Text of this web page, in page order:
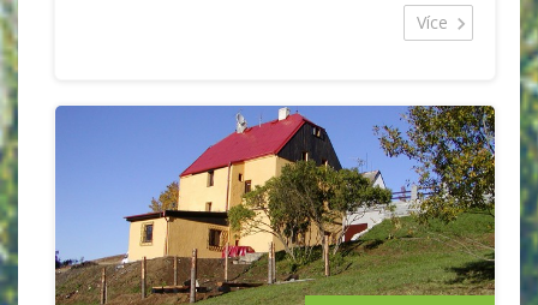
pokojích. Celková kapacita penzionu je 15 pokojů pro
45 osob. V příjemném prostředí si zde můžete
pokojích. Součástí pokojů je vlastní sociální zařízení a
televizor. V objektu se nachází restaurace s vinárnou.
Parkování v areálu penzionu a možnost uložení
lyžařského vybavení do úschovny.
Více